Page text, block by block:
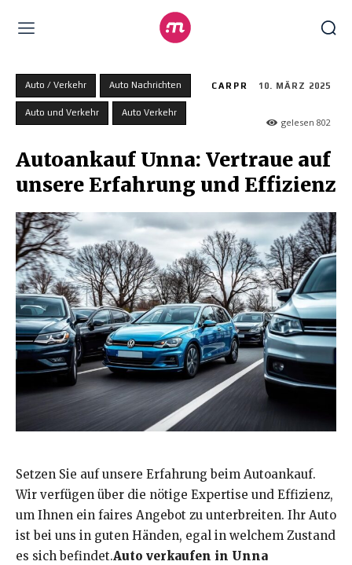
Auto / Verkehr Auto Nachrichten
Auto und Verkehr Auto Verkehr
CARPR 10. MÄRZ 2025
gelesen802
Autoankauf Unna: Vertraue auf
unsere Erfahrung und Effizienz
Setzen Sie auf unsere Erfahrung beim Autoankauf.
Wir verfügen über die nötige Expertise und Effizienz,
um Ihnen ein faires Angebot zu unterbreiten. Ihr Auto
ist bei uns in guten Händen, egal in welchem Zustand
es sich befindet.Auto verkaufen in Unna